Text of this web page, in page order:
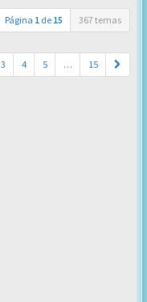
Página 1 de 15 367 temas
3 4 5 … 15